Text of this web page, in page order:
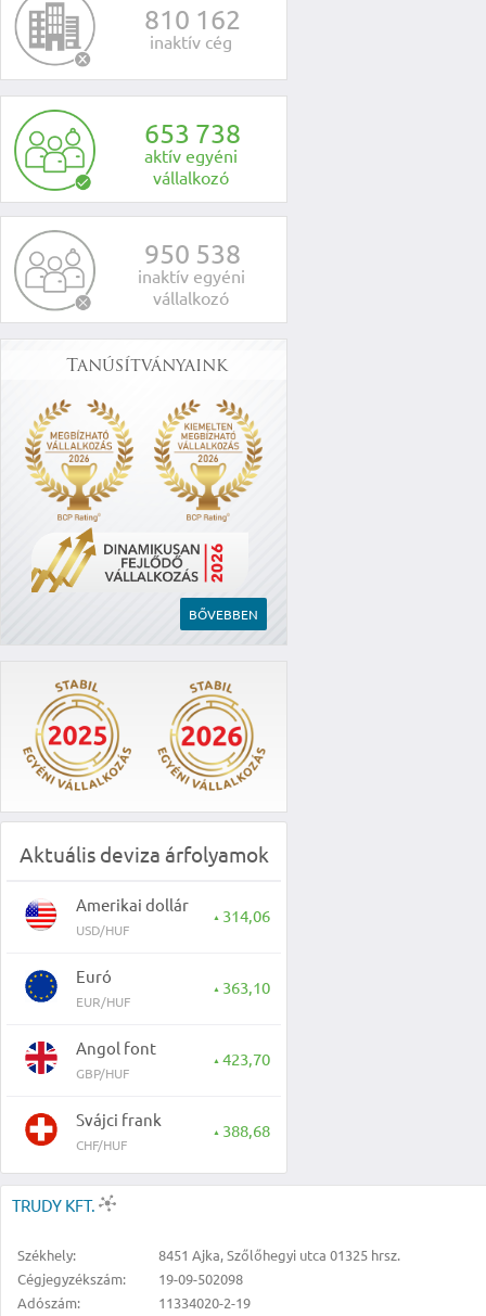
810 162
inaktív cég
653 738
aktív egyéni
vállalkozó
950 538
inaktív egyéni
vállalkozó
Tanúsítványaink
BŐVEBBEN
Aktuális deviza árfolyamok
Amerikai dollár
USD/HUF
▲ 314,06
Euró
EUR/HUF
▲ 363,10
Angol font
GBP/HUF
▲ 423,70
Svájci frank
CHF/HUF
▲ 388,68
TRUDY KFT.
Székhely:
8451 Ajka, Szőlőhegyi utca 01325 hrsz.
Cégjegyzékszám:
19-09-502098
Adószám:
11334020-2-19